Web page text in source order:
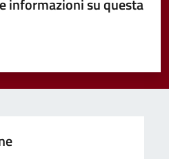
informazioni su questa
su 5
5